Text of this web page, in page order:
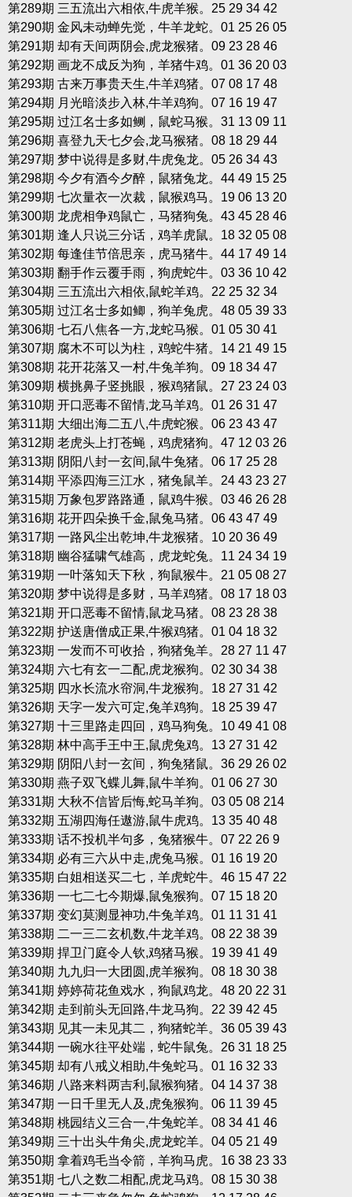
第289期 三五流出六相依,牛虎羊猴。25 29 34 42
第290期 金风未动蝉先觉，牛羊龙蛇。01 25 26 05
第291期 却有天间两阴会,虎龙猴猪。09 23 28 46
第292期 画龙不成反为狗，羊猪牛鸡。01 36 20 03
第293期 古来万事贵天生,牛羊鸡猪。07 08 17 48
第294期 月光暗淡步入林,牛羊鸡狗。07 16 19 47
第295期 过江名士多如鲗，鼠蛇马猴。31 13 09 11
第296期 喜登九天七夕会,龙马猴猪。08 18 29 44
第297期 梦中说得是多财,牛虎兔龙。05 26 34 43
第298期 今夕有酒今夕醉，鼠猪兔龙。44 49 15 25
第299期 七次量衣一次裁，鼠猴鸡马。19 06 13 20
第300期 龙虎相争鸡鼠亡，马猪狗兔。43 45 28 46
第301期 逢人只说三分话，鸡羊虎鼠。18 32 05 08
第302期 每逢佳节倍思亲，虎马猪牛。44 17 49 14
第303期 翻手作云覆手雨，狗虎蛇牛。03 36 10 42
第304期 三五流出六相依,鼠蛇羊鸡。22 25 32 34
第305期 过江名士多如鲫，狗羊兔虎。48 05 39 33
第306期 七石八焦各一方,龙蛇马猴。01 05 30 41
第307期 腐木不可以为柱，鸡蛇牛猪。14 21 49 15
第308期 花开花落又一村,牛兔羊狗。09 18 34 47
第309期 横挑鼻子竖挑眼，猴鸡猪鼠。27 23 24 03
第310期 开口恶毒不留情,龙马羊鸡。01 26 31 47
第311期 大细出海二五八,牛虎蛇猴。06 23 43 47
第312期 老虎头上打苍蝇，鸡虎猪狗。47 12 03 26
第313期 阴阳八封一玄间,鼠牛兔猪。06 17 25 28
第314期 平添四海三江水，猪兔鼠羊。24 43 23 27
第315期 万象包罗路路通，鼠鸡牛猴。03 46 26 28
第316期 花开四朵换千金,鼠兔马猪。06 43 47 49
第317期 一路风尘出乾坤,牛龙猴猪。10 20 36 49
第318期 幽谷猛啸气雄高，虎龙蛇兔。11 24 34 19
第319期 一叶落知天下秋，狗鼠猴牛。21 05 08 27
第320期 梦中说得是多财，马羊鸡猪。08 17 18 03
第321期 开口恶毒不留情,鼠龙马猪。08 23 28 38
第322期 护送唐僧成正果,牛猴鸡猪。01 04 18 32
第323期 一发而不可收拾，狗猪兔羊。28 27 11 47
第324期 六七有玄一二配,虎龙猴狗。02 30 34 38
第325期 四水长流水帘洞,牛龙猴狗。18 27 31 42
第326期 天字一发六可定,兔羊鸡狗。18 25 39 47
第327期 十三里路走四回，鸡马狗兔。10 49 41 08
第328期 林中高手王中王,鼠虎兔鸡。13 27 31 42
第329期 阴阳八封一玄间，狗兔猪鼠。36 29 26 02
第330期 燕子双飞蝶儿舞,鼠牛羊狗。01 06 27 30
第331期 大秋不信皆后悔,蛇马羊狗。03 05 08 214
第332期 五湖四海任遨游,鼠牛虎鸡。13 35 40 48
第333期 话不投机半句多，兔猪猴牛。07 22 26 9
第334期 必有三六从中走,虎兔马猴。01 16 19 20
第335期 白姐相送买二七，羊虎蛇牛。46 15 47 22
第336期 一七二七今期爆,鼠兔猴狗。07 15 18 20
第337期 变幻莫测显神功,牛兔羊鸡。01 11 31 41
第338期 二一三二玄机数,牛龙羊鸡。08 22 38 39
第339期 捍卫门庭令人钦,鸡猪马猴。19 39 41 49
第340期 九九归一大团圆,虎羊猴狗。08 18 30 38
第341期 婷婷荷花鱼戏水，狗鼠鸡龙。48 20 22 31
第342期 走到前头无回路,牛龙马狗。22 39 42 45
第343期 见其一未见其二，狗猪蛇羊。36 05 39 43
第344期 一碗水往平处端，蛇牛鼠兔。26 31 18 25
第345期 却有八戒义相助,牛兔蛇马。01 16 32 33
第346期 八路来料两吉利,鼠猴狗猪。04 14 37 38
第347期 一日千里无人及,虎兔猴狗。06 11 39 45
第348期 桃园结义三合一,牛兔蛇羊。08 34 41 46
第349期 三十出头牛角尖,虎龙蛇羊。04 05 21 49
第350期 拿着鸡毛当令箭，羊狗马虎。16 38 23 33
第351期 七八之数二相配,虎龙马鸡。08 15 30 38